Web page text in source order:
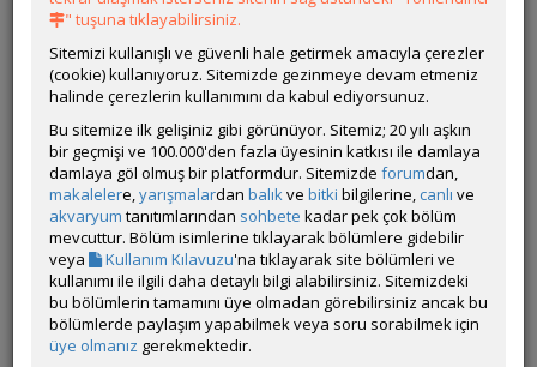
YANIT YAZ
Ömer yılmaz
Çevrim Dışı
Gönderim Zamanı:05 Temmuz 2026 01:22
Planda yokken il dışı bir işe gittim uzun vadeli. Akvaryumum
biraz garip kaldı. Sağolsun ailem ışığını açıp kapatıyor onlara
yük olmasın diye balık almadım.
Ömer yılmaz tarafından 2026-07-05 01:27:14 tarih ve saatinde düzenlenmiştir.
Üye imzalarını sadece giriş yapan üyelerimiz görebilir
ÖM
" tuşuna tıklayabilirsiniz.
Sitemizi kullanışlı ve güvenli hale getirmek amacıyla çerezler
(cookie) kullanıyoruz. Sitemizde gezinmeye devam etmeniz
halinde çerezlerin kullanımını da kabul ediyorsunuz.
Bu sitemize ilk gelişiniz gibi görünüyor. Sitemiz; 20 yılı aşkın
bir geçmişi ve 100.000'den fazla üyesinin katkısı ile damlaya
damlaya göl olmuş bir platformdur. Sitemizde forumdan,
makalelere,yarışmalardan balıkve bitki bilgilerine, canlı ve
akvaryum tanıtımlarından sohbete kadar pek çok bölüm
mevcuttur. Bölüm isimlerine tıklayarak bölümlere gidebilir
veya
Kullanım Kılavuzu'na tıklayarak site bölümleri ve
kullanımı ile ilgili daha detaylı bilgi alabilirsiniz. Sitemizdeki
bu bölümlerin tamamını üye olmadan görebilirsiniz ancak bu
bölümlerde paylaşım yapabilmek veya soru sorabilmek için
üye olmanız gerekmektedir.